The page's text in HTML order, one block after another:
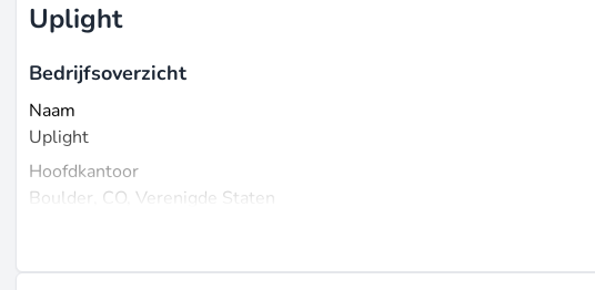
Uplight
Bedrijfsoverzicht
Naam
Uplight
Hoofdkantoor
Boulder, CO, Verenigde Staten